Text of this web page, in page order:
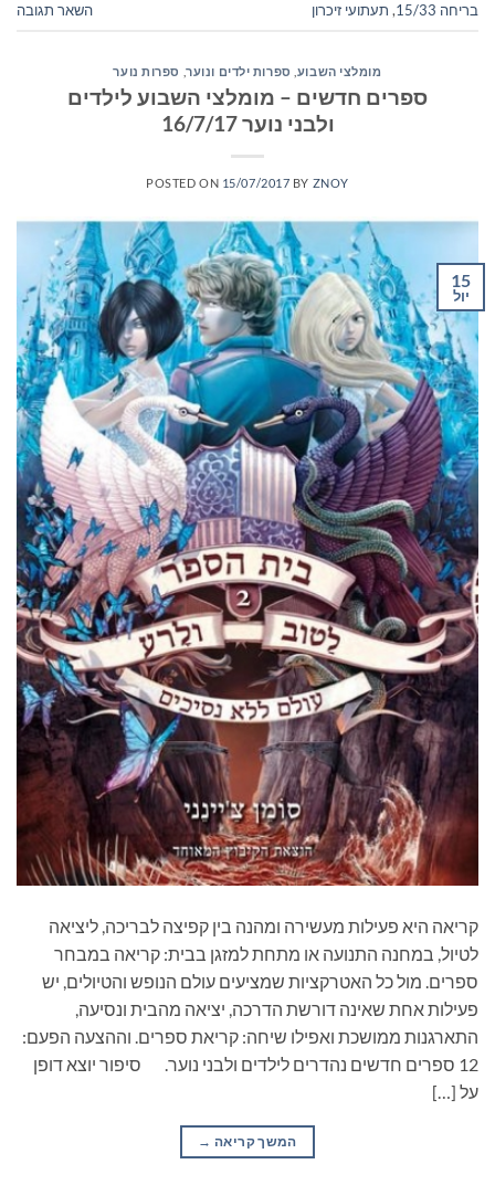
בריחה 15/33
, תעתועי זיכרון השאר תגובה
מומלצי השבוע ספרות ילדים ונוער, ספרות נוער
ספרים חדשים – מומלצי השבוע לילדים
ולבני נוער 16/7/17
POSTED ON 15/07/2017 BY ZNOY
15
יול
קריאה היא פעילות מעשירה ומהנה בין קפיצה לבריכה, ליציאה
לטיול, במחנה התנועה או מתחת למזגן בבית: קריאה במבחר
ספרים. מול כל האטרקציות שמציעים עולם הנופש והטיולים, יש
פעילות אחת שאינה דורשת הדרכה, יציאה מהבית ונסיעה,
התארגנות ממושכת ואפילו שיחה: קריאת ספרים. וההצעה הפעם:
12 ספרים חדשים נהדרים לילדים ולבני נוער. סיפור יוצא דופן
על […]
המשך קריאה →